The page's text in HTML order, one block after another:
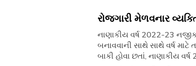
રોજગારી મેળવનાર
નાણાકીય વર્ષ 2022-23
બનાવવાની સાથે સાથે વર્ષ
બાકી હોવા છતાં, નાણાકીય